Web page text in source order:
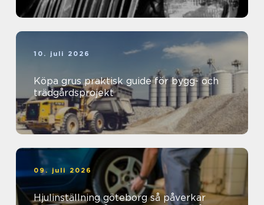
10. juli 2026
Köpa grus praktisk guide för bygg- och
trädgårdsprojekt
09. juli 2026
Hjulinställning göteborg så påverkar